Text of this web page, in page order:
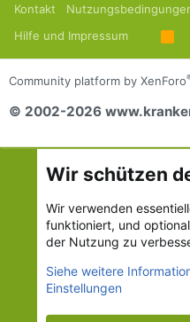
Kontakt
Hilfe und Impressum
R
S
S
Community platform by XenForo
© 2002-2026
Wir schützen
Wir verwenden
funktioniert, und
der Nutzung zu
Siehe weitere
Einstellungen